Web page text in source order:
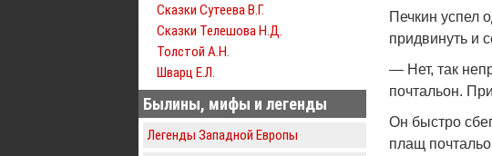
Сказки Сутеева В.Г.
Сказки Телешова Н.Д.
Толстой А.Н.
Шварц Е.Л.
Былины, мифы и легенды
Легенды Западной Европы
Печкин успел
придвинуть и
— Нет, так
почтальон.
Он быстро
плащ